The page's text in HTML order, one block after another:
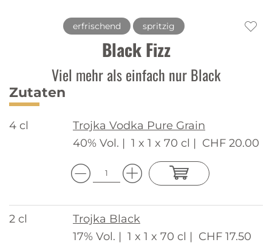
erfrischend spritzig
Black Fizz
Viel mehr als einfach nur Black
Zutaten
4 cl
Trojka Vodka Pure Grain
40% Vol. | 1 x 1 x 70 cl | CHF 20.00
2 cl
Trojka Black
17% Vol. | 1 x 1 x 70 cl | CHF 17.50